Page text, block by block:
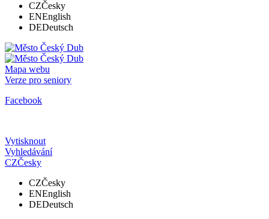
CZČesky
ENEnglish
DEDeutsch
Mapa webu
Verze pro seniory
Facebook
Vytisknout
Vyhledávání
CZČesky
CZČesky
ENEnglish
DEDeutsch